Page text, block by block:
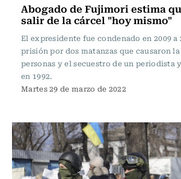
Abogado de Fujimori estima
salir de la cárcel "hoy mismo"
El expresidente fue condenado en 2009 a
prisión por dos matanzas que causaron
personas y el secuestro de un periodista
en 1992.
Martes 29 de marzo de 2022